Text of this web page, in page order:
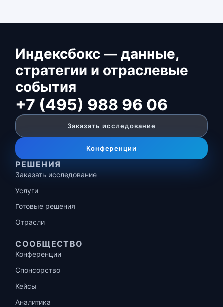
Индексбокс — данные,
стратегии и отраслевые
события
+7 (495) 988 96 06
Заказать исследование
Конференции
РЕШЕНИЯ
Заказать исследование
Услуги
Готовые решения
Отрасли
СООБЩЕСТВО
Конференции
Спонсорство
Кейсы
Аналитика